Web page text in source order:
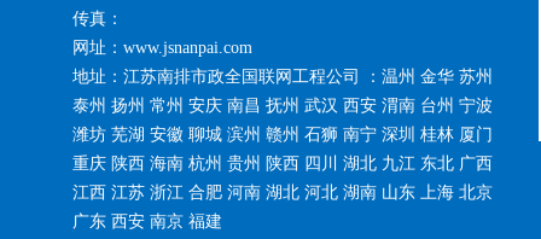
传真：
网址：www.jsnanpai.com
地址：江苏南排市政全国联网工程公司 ：温州 金华 苏州
泰州 扬州 常州 安庆 南昌 抚州 武汉 西安 渭南 台州 宁波
潍坊 芜湖 安徽 聊城 滨州 赣州 石狮 南宁 深圳 桂林 厦门
重庆 陕西 海南 杭州 贵州 陕西 四川 湖北 九江 东北 广西
江西 江苏 浙江 合肥 河南 湖北 河北 湖南 山东 上海 北京
广东 西安 南京 福建